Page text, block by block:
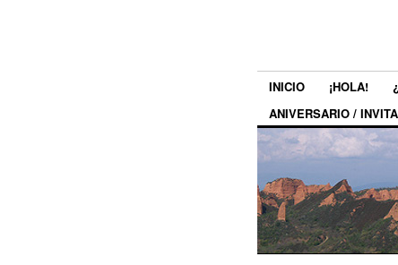
INICIO ¡HOLA!
ANIVERSARIO /